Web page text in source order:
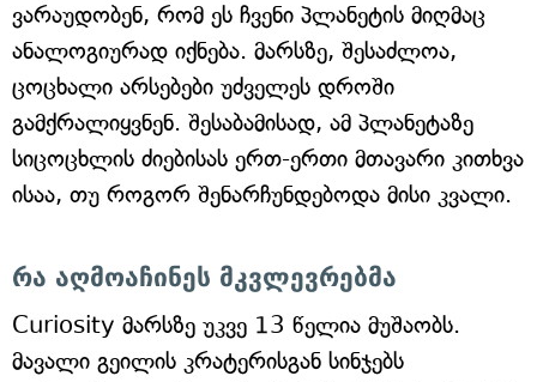
ვარაუდობენ, რომ ეს ჩვენი პლანეტის მიღმაც
ანალოგიურად იქნება. მარსზე, შესაძლოა,
ცოცხალი არსებები უძველეს დროში
გამქრალიყვნენ. შესაბამისად, ამ პლანეტაზე
სიცოცხლის ძიებისას ერთ-ერთი მთავარი კითხვა
ისაა, თუ როგორ შენარჩუნდებოდა მისი კვალი.
რა აღმოაჩინეს მკვლევრებმა
Curiosity მარსზე უკვე 13 წელია მუშაობს.
მავალი გეილის კრატერისგან სინჯებს